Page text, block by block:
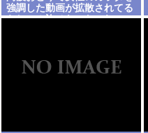
強調した動画が拡散されてる
らしい！許せないなこれ